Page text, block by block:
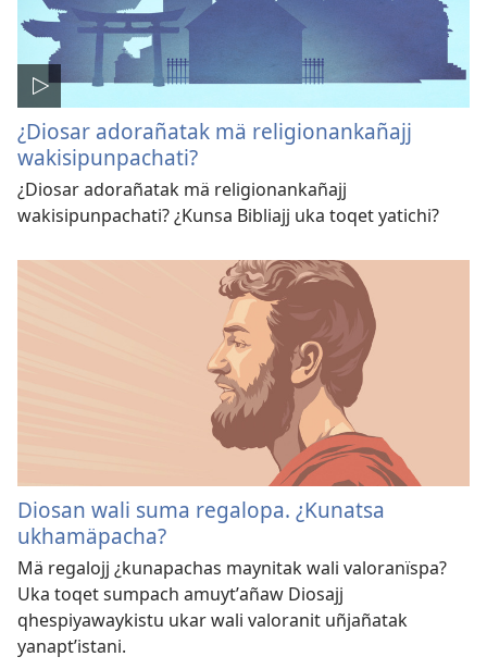
¿Diosar adorañatak mä religionankañajj
wakisipunpachati?
¿Diosar adorañatak mä religionankañajj
wakisipunpachati? ¿Kunsa Bibliajj uka toqet yatichi?
Diosan wali suma regalopa. ¿Kunatsa
ukhamäpacha?
Mä regalojj ¿kunapachas maynitak wali valoranïspa?
Uka toqet sumpach amuytʼañaw Diosajj
qhespiyawaykistu ukar wali valoranit uñjañatak
yanaptʼistani.